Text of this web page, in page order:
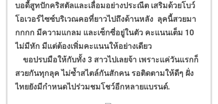
บอดี้สูทปักคริสตัลและเลื่อมอย่างประณีต เสริมด้วยโบว์
โอเวอร์ไซซ์บริเวณคอที่ยาวไปถึงด้านหลัง ลุคนี้สวยมา
กกกก มีความแกลม และเซ็กซี่อยู่ในตัว คะแนนเต็ม 10
ไม่มีหัก มีแต่ต้องเพิ่มคะแนนให้อย่างเดียว
ขอปรบมือให้กับทั้ง 3 สาวไปเลยจ้า เพราะแค่วันแรกก็
สวยกันทุกลุค ไม่ซ้ำสไตล์กันสักคน รอติดตามให้ดีๆ ฝั่ง
ไทยยังมีกำหนดไปร่วมชมโชว์อีกหลายแบรนด์.